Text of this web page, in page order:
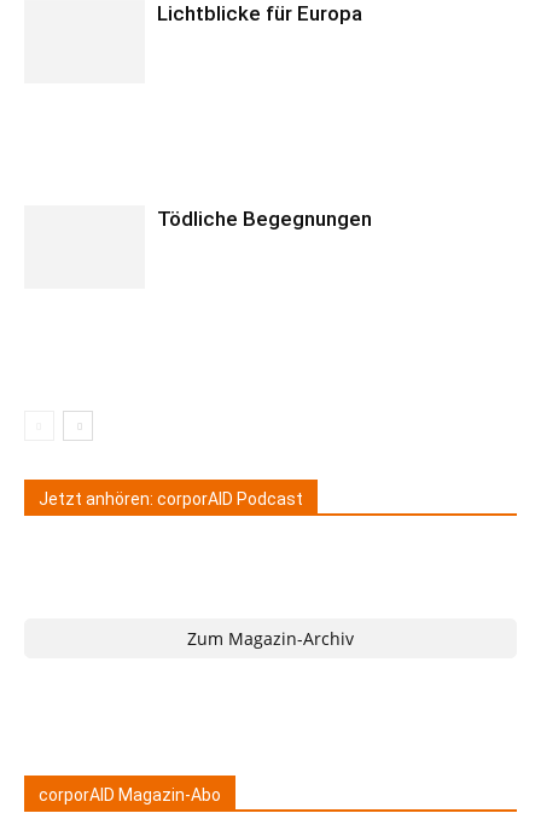
Lichtblicke für Europa
Tödliche Begegnungen
Jetzt anhören: corporAID Podcast
Zum Magazin-Archiv
corporAID Magazin-Abo